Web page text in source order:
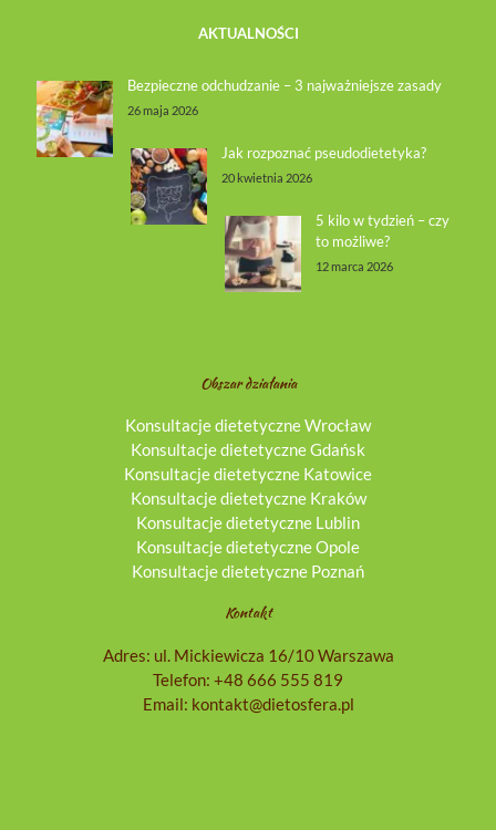
AKTUALNOŚCI
Bezpieczne odchudzanie – 3 najważniejsze zasady
26 maja 2026
Jak rozpoznać pseudodietetyka?
20 kwietnia 2026
5 kilo w tydzień – czy
to możliwe?
12 marca 2026
Obszar działania
Konsultacje dietetyczne Wrocław
Konsultacje dietetyczne Gdańsk
Konsultacje dietetyczne Katowice
Konsultacje dietetyczne Kraków
Konsultacje dietetyczne Lublin
Konsultacje dietetyczne Opole
Konsultacje dietetyczne Poznań
Kontakt
Adres: ul. Mickiewicza 16/10 Warszawa
Telefon: +48 666 555 819
Email: kontakt@dietosfera.pl